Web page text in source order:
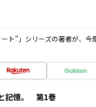
ト”」シリーズの著者が、今
記憶。 第1巻